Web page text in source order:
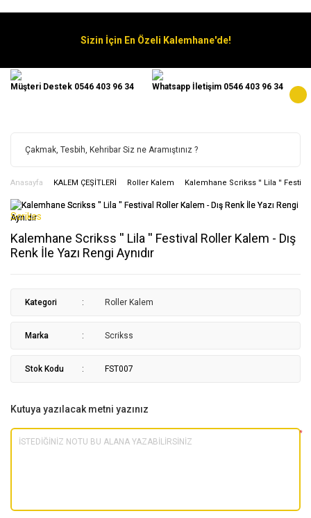
Sizin İçin En Özeli Kalemhane'de!
Müşteri Destek 0546 403 96 34 Whatsapp İletişim 0546 403 96 34
Anasayfa KALEM ÇEŞİTLERİ Roller Kalem Kalemhane Scrikss '' Lila '' Festival
Scrikss
Kalemhane Scrikss '' Lila '' Festival Roller Kalem - Dış
Renk İle Yazı Rengi Aynıdır
Kategori Roller Kalem
Marka Scrikss
Stok Kodu FST007
Kutuya yazılacak metni yazınız
*